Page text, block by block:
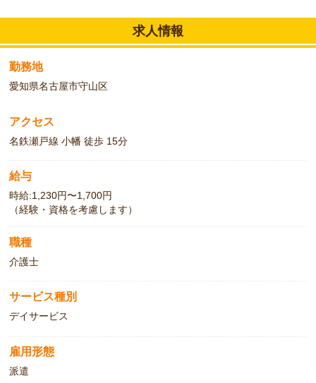
求人情報
勤務地
愛知県名古屋市守山区
アクセス
名鉄瀬戸線 小幡 徒歩 15分
給与
時給:1,230円〜1,700円
（経験・資格を考慮します）
職種
介護士
サービス種別
デイサービス
雇用形態
派遣